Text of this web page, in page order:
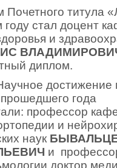
Почетного титула
стал доцент
и
диплом.
достижение
года
профессор
и
наук
и